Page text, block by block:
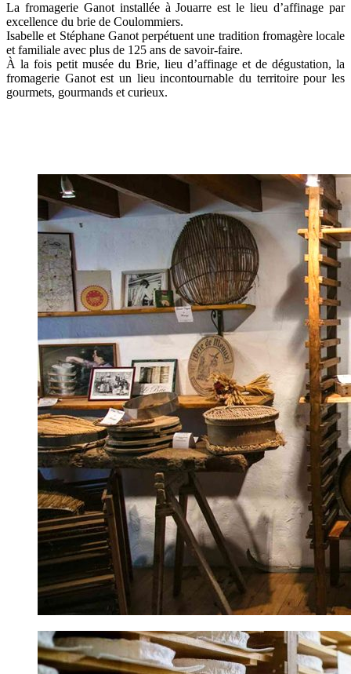
La fromagerie Ganot installée à Jouarre est le lieu d’affinage par
excellence du brie de Coulommiers.
Isabelle et Stéphane Ganot perpétuent une tradition fromagère locale
et familiale avec plus de 125 ans de savoir-faire.
À la fois petit musée du Brie, lieu d’affinage et de dégustation, la
fromagerie Ganot est un lieu incontournable du territoire pour les
gourmets, gourmands et curieux.